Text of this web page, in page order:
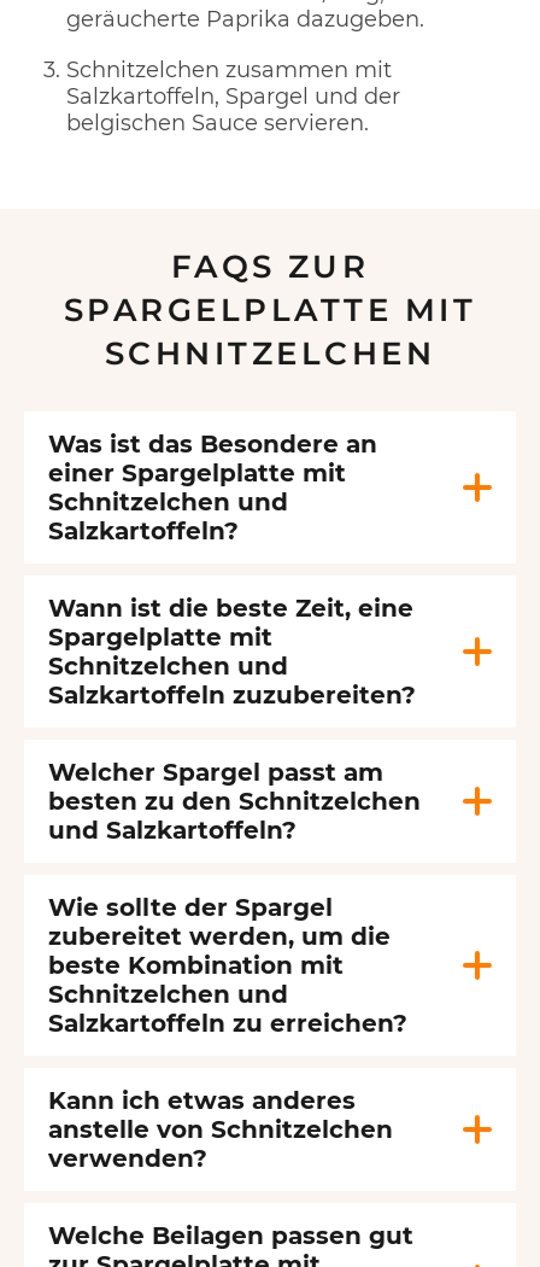
geräucherte Paprika dazugeben.
Schnitzelchen zusammen mit
Salzkartoffeln, Spargel und der
belgischen Sauce servieren.
FAQS ZUR
SPARGELPLATTE MIT
SCHNITZELCHEN
Was ist das Besondere an
einer Spargelplatte mit
Schnitzelchen und
Salzkartoffeln?
Wann ist die beste Zeit, eine
Spargelplatte mit
Schnitzelchen und
Salzkartoffeln zuzubereiten?
Welcher Spargel passt am
besten zu den Schnitzelchen
und Salzkartoffeln?
Wie sollte der Spargel
zubereitet werden, um die
beste Kombination mit
Schnitzelchen und
Salzkartoffeln zu erreichen?
Kann ich etwas anderes
anstelle von Schnitzelchen
verwenden?
Welche Beilagen passen gut